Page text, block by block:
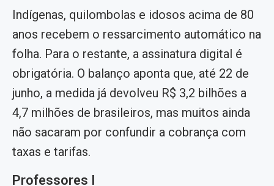
Indígenas, quilombolas e idosos acima de 80
anos recebem o ressarcimento automático na
folha. Para o restante, a assinatura digital é
obrigatória. O balanço aponta que, até 22 de
junho, a medida já devolveu R$ 3,2 bilhões a
4,7 milhões de brasileiros, mas muitos ainda
não sacaram por confundir a cobrança com
taxas e tarifas.
Professores I